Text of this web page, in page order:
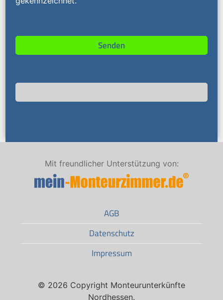
Mit freundlicher Unterstützung von:
AGB
Datenschutz
Impressum
© 2026 Copyright Monteurunterkünfte
Nordhessen.